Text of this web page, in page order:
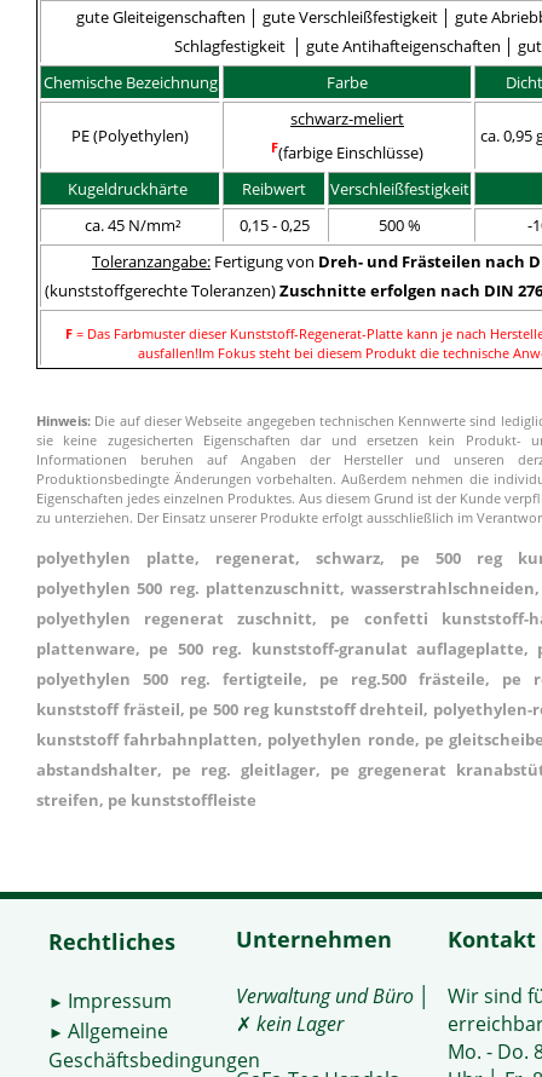
gute Gleiteigenschaften │ gute Verschleißfestigkeit │ gute
Schlagfestigkeit │ gute Antihafteigenschaften │
Chemische Bezeichnung
Farbe
PE (Polyethylen)
schwarz-meliert
F(farbige Einschlüsse)
ca. 0,95
Kugeldruckhärte Reibwert
Verschleißfestigkeit
ca. 45 N/mm²
0,15 - 0,25 500 %
-
Toleranzangabe: Fertigung von Dreh- und Frästeilen nach
(kunststoffgerechte Toleranzen)Zuschnitte erfolgen nach DIN
F = Das Farbmuster dieser Kunststoff-Regenerat-Platte kann je nach
ausfallen!Im Fokus steht bei diesem Produkt die technische
Hinweis: Die auf dieser Webseite angegeben technischen Kennwerte sind
sie keine zugesicherten Eigenschaften dar und ersetzen kein Produkt-
Informationen beruhen auf Angaben der Hersteller und unseren
Produktionsbedingte Änderungen vorbehalten. Außerdem nehmen die
Eigenschaften jedes einzelnen Produktes. Aus diesem Grund ist der Kunde
zu unterziehen. Der Einsatz unserer Produkte erfolgt ausschließlich im
polyethylen platte, regenerat, schwarz, pe 500 reg
polyethylen 500 reg. plattenzuschnitt,
polyethylen regenerat zuschnitt, pe confetti kunststoff-
plattenware, pe 500 reg. kunststoff-granulat auflageplatte,
polyethylen 500 reg. fertigteile, pe reg.500 frästeile, pe
kunststoff frästeil, pe 500 reg kunststoff drehteil, polyethylen-
kunststoff fahrbahnplatten, polyethylen ronde, pe
abstandshalter, pe reg. gleitlager, pe gregenerat
streifen, pe kunststoffleiste
Rechtliches
► Impressum
► Allgemeine
Geschäftsbedingungen
Unternehmen
Verwaltung und Büro
✗ kein Lager
Kontakt
Wir sind
Mo. - Do.